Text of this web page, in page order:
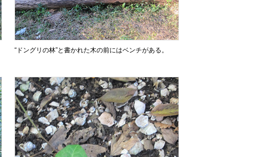
“ドングリの林”と書かれた木の前にはベンチがある。